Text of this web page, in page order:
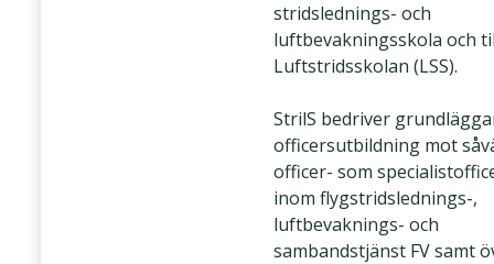
stridslednings- och
luftbevakningsskola och
Luftstridsskolan (LSS).
StrilS bedriver
officersutbildning mot
officer- som
inom flygstridslednings-,
luftbevaknings- och
sambandstjänst FV samt